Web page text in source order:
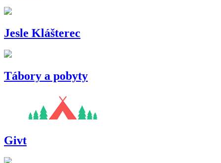
Jesle Klášterec
Tábory a pobyty
Givt